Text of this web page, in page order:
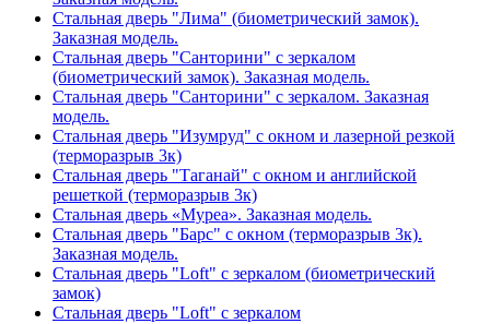
Стальная дверь "Лима" (биометрический замок).
Заказная модель.
Стальная дверь "Санторини" с зеркалом
(биометрический замок). Заказная модель.
Стальная дверь "Санторини" с зеркалом. Заказная
модель.
Стальная дверь "Изумруд" с окном и лазерной резкой
(терморазрыв 3к)
Стальная дверь "Таганай" с окном и английской
решеткой (терморазрыв 3к)
Стальная дверь «Муреа». Заказная модель.
Стальная дверь "Барс" с окном (терморазрыв 3к).
Заказная модель.
Стальная дверь "Loft" с зеркалом (биометрический
замок)
Стальная дверь "Loft" с зеркалом